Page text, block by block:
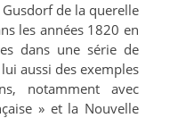
de la querelle
les années 1820 en
dans une série de
aussi des exemples
notamment avec
» et la Nouvelle